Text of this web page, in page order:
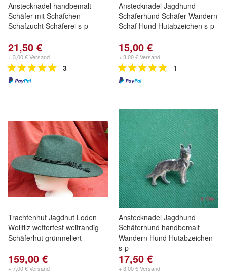
Anstecknadel handbemalt
Schäfer mit Schäfchen
Schafzucht Schäferei s-p
21,50 €
+ 3,00 € Versand
3
Anstecknadel Jagdhund
Schäferhund Schäfer Wandern
Schaf Hund Hutabzeichen s-p
15,00 €
+ 3,00 € Versand
1
Trachtenhut Jagdhut Loden
Wollfilz wetterfest weitrandig
Schäferhut grünmeliert
159,00 €
+ 7,00 € Versand
Anstecknadel Jagdhund
Schäferhund handbemalt
Wandern Hund Hutabzeichen
s-p
17,50 €
+ 3,00 € Versand